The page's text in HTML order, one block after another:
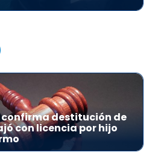
destitución de
con licencia por hijo